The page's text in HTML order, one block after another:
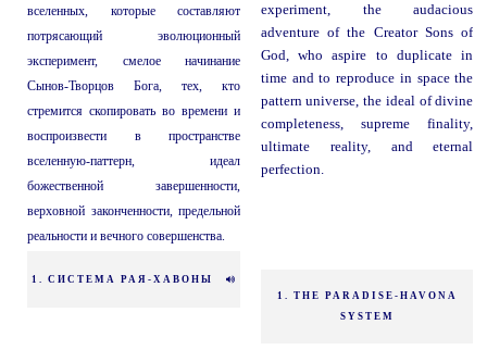
вселенных, которые составляют
потрясающий эволюционный
эксперимент, смелое начинание
Сынов-Творцов Бога, тех, кто
стремится скопировать во времени и
воспроизвести в пространстве
вселенную-паттерн, идеал
божественной завершенности,
верховной законченности, предельной
реальности и вечного совершенства.
experiment, the audacious
adventure of the Creator Sons of
God, who aspire to duplicate in
time and to reproduce in space the
pattern universe, the ideal of divine
completeness, supreme finality,
ultimate reality, and eternal
perfection.
1. СИСТЕМА РАЯ-ХАВОНЫ
1. THE PARADISE-HAVONA
SYSTEM